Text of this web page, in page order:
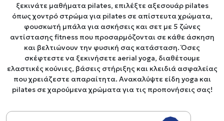
ξεκινάτε μαθήματα pilates, επιλέξτε αξεσουάρ pilates
όπως χοντρό στρώμα για pilates σε απίστευτα χρώματα,
φουσκωτή μπάλα για ασκήσεις και σετ με 5 ζώνες
αντίστασης fitness που προσαρμόζονται σε κάθε άσκηση
και βελτιώνουν την φυσική σας κατάσταση. Όσες
σκέφτεστε να ξεκινήσετε aerial yoga, διαθέτουμε
ελαστικές κούνιες, βάσεις στήριξης και κλειδιά ασφαλείας
που χρειάζεστε απαραίτητα. Ανακαλύψτε είδη yoga και
pilates σε χαρούμενα χρώματα για τις προπονήσεις σας!